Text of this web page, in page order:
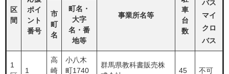
区
間
ポイ
ント
番号
事業所名等
車
台
数
バス
マイ
クロ
バス
市
町
名
町名・
大字
名・番
地等
1
1
高
崎
小八木
町1740
群馬県教科書販売株
45 不可